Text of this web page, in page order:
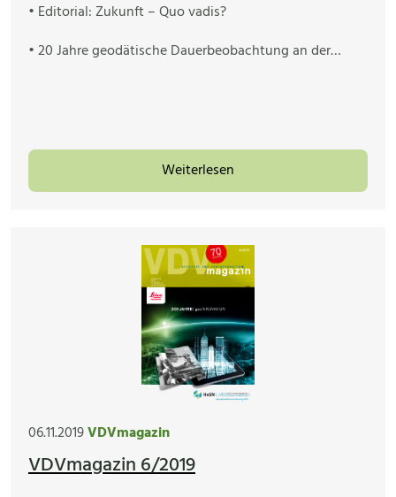
• Editorial: Zukunft – Quo vadis?
• 20 Jahre geodätische Dauerbeobachtung an der…
Weiterlesen
06.11.2019VDVmagazin
VDVmagazin 6/2019